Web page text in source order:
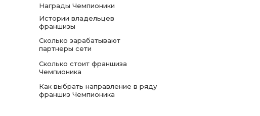
Истории владельцев
франшизы
Награды Чемпионики
Сколько зарабатывают
партнеры сети
Сколько стоит франшиза
Чемпионика
Как выбрать направление в ряду
франшиз Чемпионика